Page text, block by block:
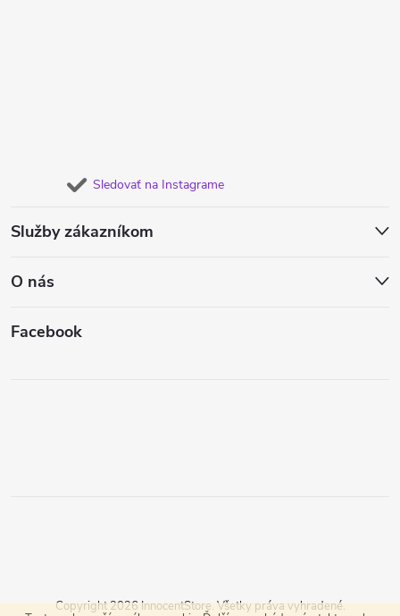
Sledovať na Instagrame
Služby zákazníkom
O nás
Facebook
Copyright 2026 InnocentStore. Všetky práva vyhradené.